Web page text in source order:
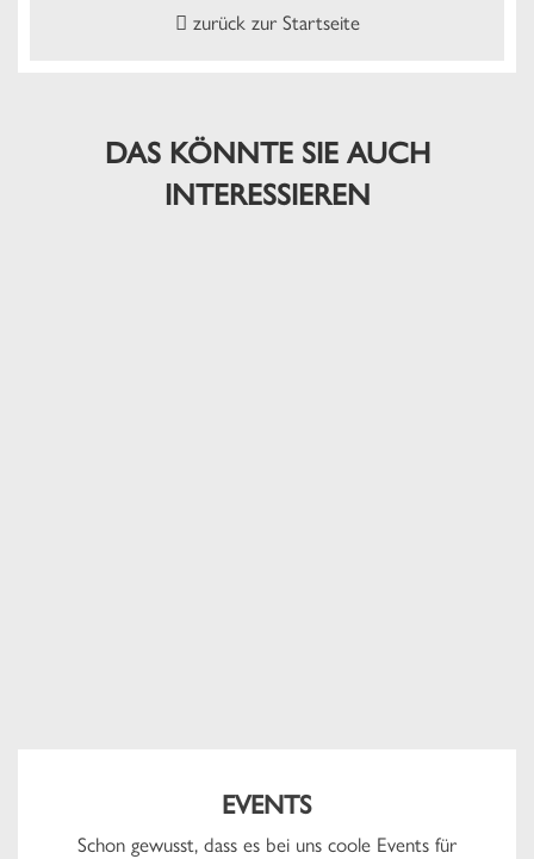
zurück zur Startseite
DAS KÖNNTE SIE AUCH
INTERESSIEREN
EVENTS
Schon gewusst, dass es bei uns coole Events für